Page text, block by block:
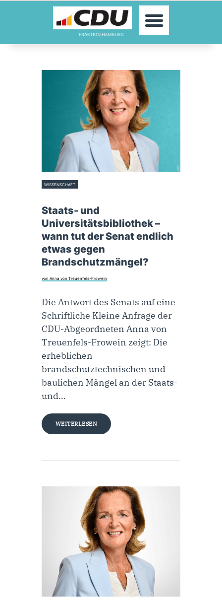
MOIN!
ABGEORDNETE
KONTAKT
WISSENSCHAFT
Staats- und
Universitätsbibliothek –
wann tut der Senat endlich
etwas gegen
Brandschutzmängel?
von Anna von Treuenfels-Frowein
Die Antwort des Senats auf eine
Schriftliche Kleine Anfrage der
CDU-Abgeordneten Anna von
Treuenfels-Frowein zeigt: Die
erheblichen
brandschutztechnischen und
baulichen Mängel an der Staats-
und…
WEITERLESEN